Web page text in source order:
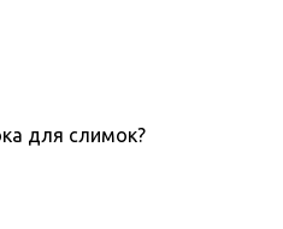
для слимок?